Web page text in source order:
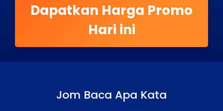
Dapatkan Harga Promo
Hari ini
Jom Baca Apa Kata